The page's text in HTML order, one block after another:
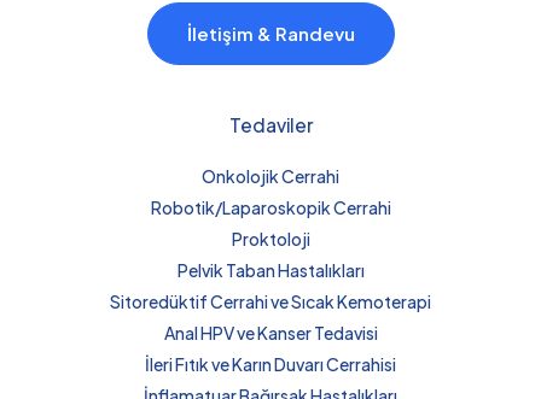
İletişim & Randevu
Tedaviler
Onkolojik Cerrahi
Robotik/Laparoskopik Cerrahi
Proktoloji
Pelvik Taban Hastalıkları
Sitoredüktif Cerrahi ve Sıcak Kemoterapi
Anal HPV ve Kanser Tedavisi
İleri Fıtık ve Karın Duvarı Cerrahisi